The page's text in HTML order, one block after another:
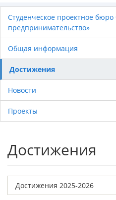
Студенческое проектное
предпринимательство»
Общая информация
Достижения
Новости
Проекты
Достижения
Достижения 2025-2026